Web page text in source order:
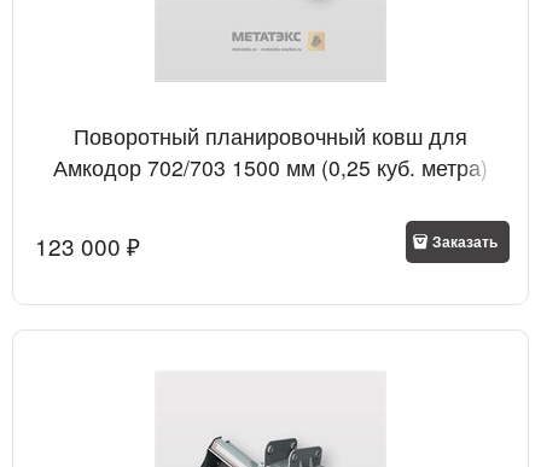
Поворотный планировочный ковш для
Амкодор 702/703 1500 мм (0,25 куб. метра)
123 000 ₽ Заказать